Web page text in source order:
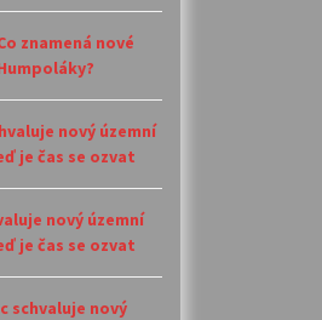
znamená nové
nový územní
je čas se ozvat
nový územní
je čas se ozvat
schvaluje nový